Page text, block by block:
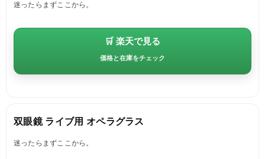
迷ったらまずここから。
🛒 楽天で見る
価格と在庫をチェック
双眼鏡 ライブ用 オペラグラス
迷ったらまずここから。